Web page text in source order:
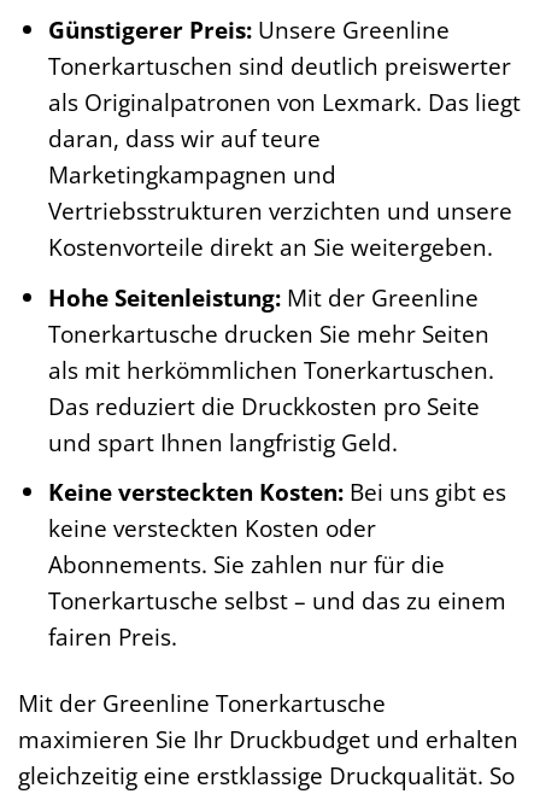
Günstigerer Preis:Unsere Greenline
Tonerkartuschen sind deutlich preiswerter
als Originalpatronen von Lexmark. Das liegt
daran, dass wir auf teure
Marketingkampagnen und
Vertriebsstrukturen verzichten und unsere
Kostenvorteile direkt an Sie weitergeben.
Hohe Seitenleistung:Mit der Greenline
Tonerkartusche drucken Sie mehr Seiten
als mit herkömmlichen Tonerkartuschen.
Das reduziert die Druckkosten pro Seite
und spart Ihnen langfristig Geld.
Keine versteckten Kosten:Bei uns gibt es
keine versteckten Kosten oder
Abonnements. Sie zahlen nur für die
Tonerkartusche selbst – und das zu einem
fairen Preis.
Mit der Greenline Tonerkartusche
maximieren Sie Ihr Druckbudget und erhalten
gleichzeitig eine erstklassige Druckqualität. So